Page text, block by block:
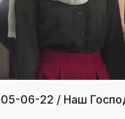
05-06-22 / Наш